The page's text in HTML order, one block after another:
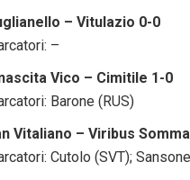
– Vitulazio 0-0
–
Vico – Cimitile 1-0
Barone (RUS)
Vitaliano – Viribus
Cutolo (SVT);